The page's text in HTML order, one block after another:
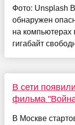
Фото: Unsplash
обнаружен
на компьютерах
гигабайт
В сети
фильма
В Москве